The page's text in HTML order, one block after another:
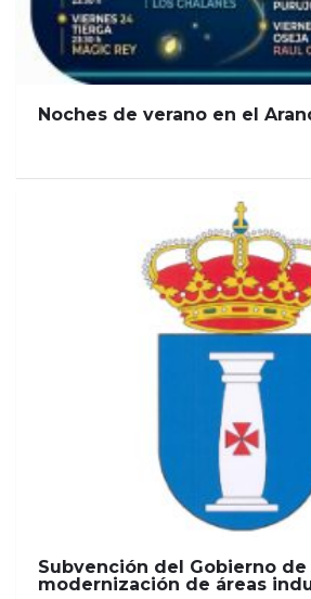
Noches de verano en el
Subvención del Gobierno de
modernización de áreas